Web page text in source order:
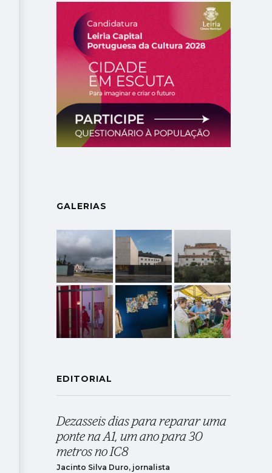
GALERIAS
EDITORIAL
Dezasseis dias para reparar uma
ponte na A1, um ano para 30
metros no IC8
Jacinto Silva Duro, jornalista